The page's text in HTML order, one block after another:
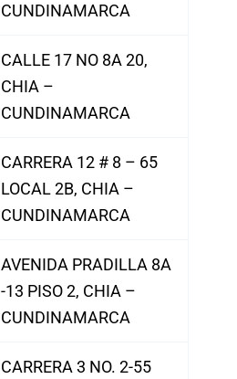
CUNDINAMARCA
CALLE 17 NO 8A 20,
CHIA –
CUNDINAMARCA
CARRERA 12 # 8 – 65
LOCAL 2B, CHIA –
CUNDINAMARCA
AVENIDA PRADILLA 8A
-13 PISO 2, CHIA –
CUNDINAMARCA
CARRERA 3 NO. 2-55